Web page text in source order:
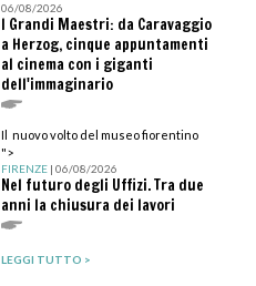
06/08/2026
I Grandi Maestri: da Caravaggio
a Herzog, cinque appuntamenti
al cinema con i giganti
dell'immaginario
Il nuovo volto del museo fiorentino
">
FIRENZE| 06/08/2026
Nel futuro degli Uffizi. Tra due
anni la chiusura dei lavori
LEGGI TUTTO >